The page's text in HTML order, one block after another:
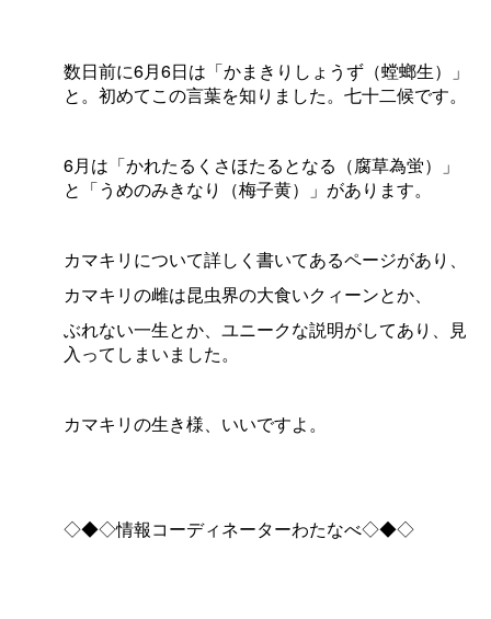
数日前に6月6日は「かまきりしょうず（螳螂生）」
と。初めてこの言葉を知りました。七十二候です。
6月は「かれたるくさほたるとなる（腐草為蛍）」
と「うめのみきなり（梅子黄）」があります。
カマキリについて詳しく書いてあるページがあり、
カマキリの雌は昆虫界の大食いクィーンとか、
ぶれない一生とか、ユニークな説明がしてあり、見
入ってしまいました。
カマキリの生き様、いいですよ。
◇◆◇情報コーディネーターわたなべ◇◆◇